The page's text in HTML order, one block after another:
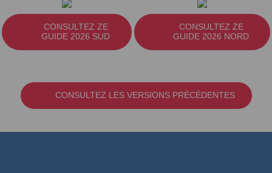
CONSULTEZ ZE
GUIDE 2026 SUD
CONSULTEZ ZE
GUIDE 2026 NORD
CONSULTEZ LES VERSIONS PRÉCÉDENTES